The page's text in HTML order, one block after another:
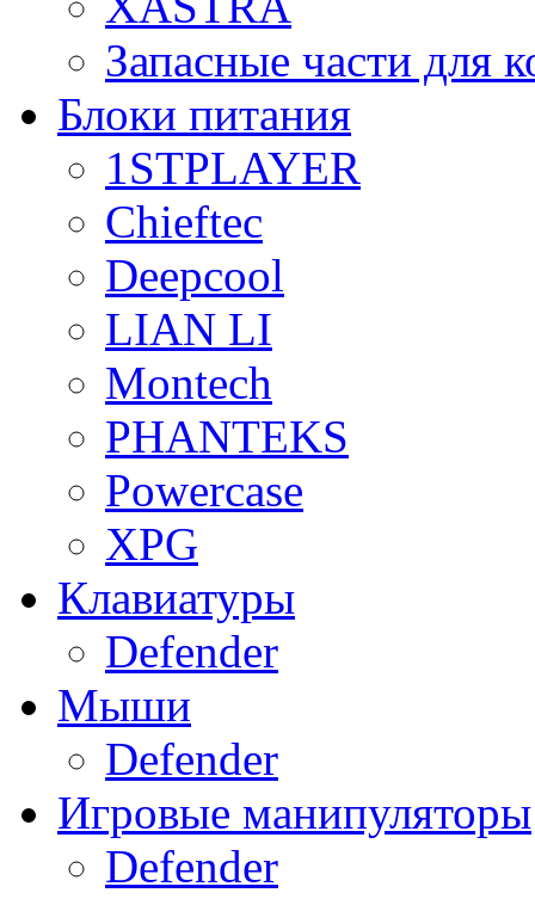
Запасные части для
Блоки питания
1STPLAYER
Chieftec
Deepcool
LIAN LI
Montech
PHANTEKS
Powercase
XPG
Клавиатуры
Defender
Мыши
Defender
Игровые манипуляторы
Defender